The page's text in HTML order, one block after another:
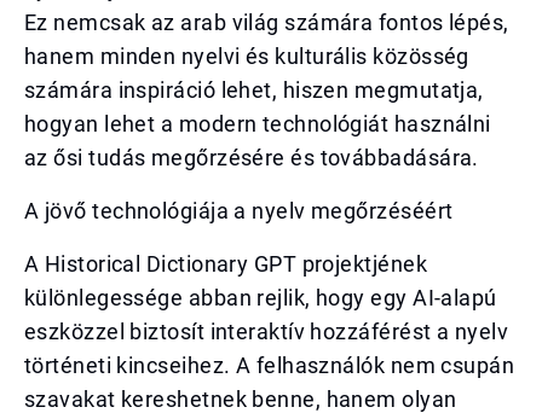
Ez nemcsak az arab világ számára fontos lépés,
hanem minden nyelvi és kulturális közösség
számára inspiráció lehet, hiszen megmutatja,
hogyan lehet a modern technológiát használni
az ősi tudás megőrzésére és továbbadására.
A jövő technológiája a nyelv megőrzéséért
A Historical Dictionary GPT projektjének
különlegessége abban rejlik, hogy egy AI-alapú
eszközzel biztosít interaktív hozzáférést a nyelv
történeti kincseihez. A felhasználók nem csupán
szavakat kereshetnek benne, hanem olyan